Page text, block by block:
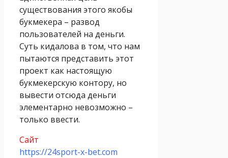
существования этого якобы
букмекера – развод
пользователей на деньги.
Суть кидалова в том, что нам
пытаются представить этот
проект как настоящую
букмекерскую контору, но
вывести отсюда деньги
элементарно невозможно –
только ввести.
Сайт
https://24sport-x-bet.com